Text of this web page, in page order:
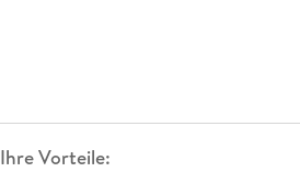
Ihre Vorteile: